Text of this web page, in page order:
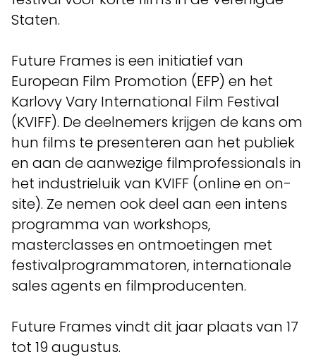
Staten.
Future Frames is een initiatief van
European Film Promotion (EFP) en het
Karlovy Vary International Film Festival
(KVIFF). De deelnemers krijgen de kans om
hun films te presenteren aan het publiek
en aan de aanwezige filmprofessionals in
het industrieluik van KVIFF (online en on-
site). Ze nemen ook deel aan een intens
programma van workshops,
masterclasses en ontmoetingen met
festivalprogrammatoren, internationale
sales agents en filmproducenten.
Future Frames vindt dit jaar plaats van 17
tot 19 augustus.